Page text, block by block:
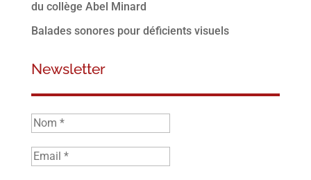
du collège Abel Minard
Balades sonores pour déficients visuels
Newsletter